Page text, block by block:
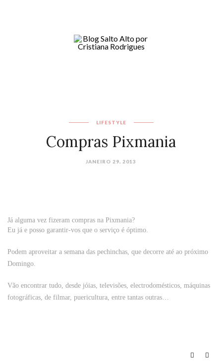
LIFESTYLE
Compras Pixmania
JANEIRO 29, 2013
Já alguma vez fizeram compras na Pixmania?
Eu já e posso garantir-vos que o serviço é óptimo.
Podem aproveitar a semana das pechinchas, que decorre até ao próximo
Domingo.
Vão encontrar tudo, desde jóias, televisões, electrodomésticos, máquinas
fotográficas, de filmar, puericultura, entre tantas outras…